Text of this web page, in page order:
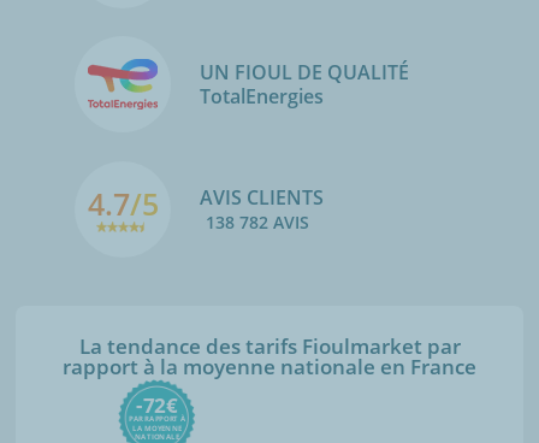
UN FIOUL DE QUALITÉ
TotalEnergies
4.7/5 AVIS CLIENTS
138 782 AVIS
La tendance des tarifs Fioulmarket par
rapport à la moyenne nationale en France
-72€
PAR RAPPORT À
LA MOYENNE
NATIONALE